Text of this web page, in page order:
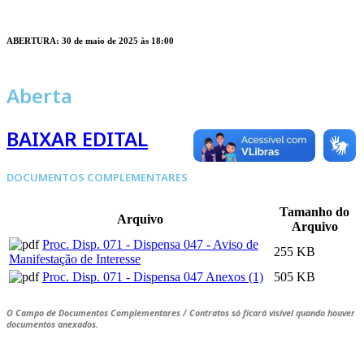
ABERTURA: 30 de maio de 2025 às 18:00
Aberta
BAIXAR EDITAL
DOCUMENTOS COMPLEMENTARES
Arquivo
Tamanho do
Arquivo
Proc. Disp. 071 - Dispensa 047 - Aviso de
Manifestação de Interesse
255 KB
Proc. Disp. 071 - Dispensa 047 Anexos (1)
505 KB
O Campo de Documentos Complementares / Contratos só ficará visível quando houver
documentos anexados.